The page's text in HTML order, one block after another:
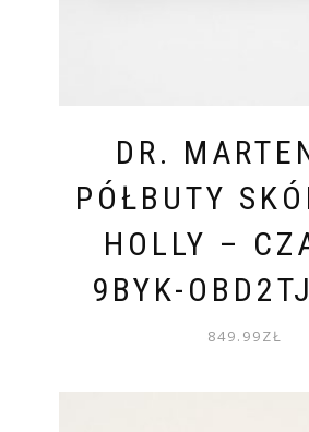
DR.
PÓŁBUTY
HOLLY –
9BYK-
849.99ZŁ